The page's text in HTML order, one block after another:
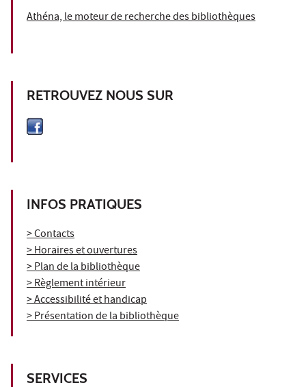
Athéna, le moteur de recherche des bibliothèques
RETROUVEZ NOUS SUR
INFOS PRATIQUES
> Contacts
> Horaires et ouvertures
> Plan de la bibliothèque
> Règlement intérieur
> Accessibilité et handicap
> Présentation de la bibliothèque
SERVICES